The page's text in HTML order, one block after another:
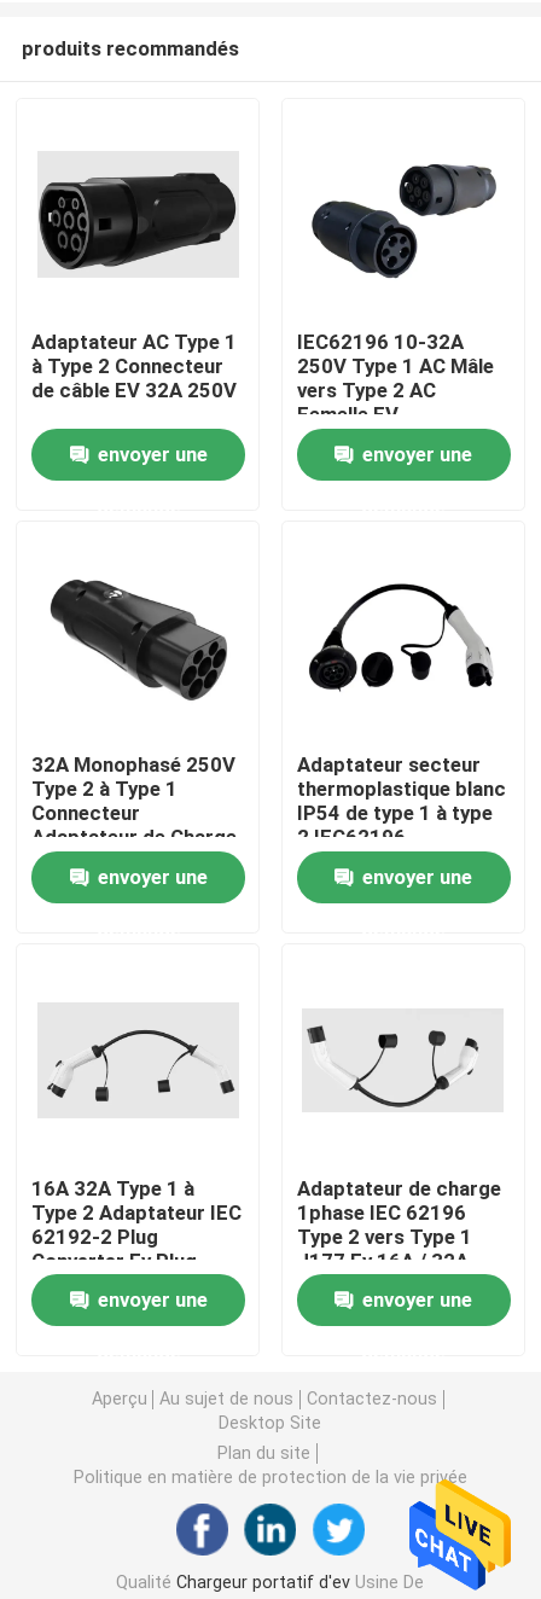
Maison
Produits
Visite d'usine
Contrôle de qualité
Nouvelles
Cas
Chargeur portatif d'ev
Solutions commerciales de recharge en courant
Remplissage à la maison
Type - 2 à dactylographier - câble de 2 EV
Adaptateurs de remplissage d'EV
Type - câble attaché par 2
produits recommandés
Adaptateur AC Type 1
à Type 2 Connecteur
de câble EV 32A 250V
envoyer une
IEC62196 10-32A
250V Type 1 AC Mâle
vers Type 2 AC
Femelle EV
Adaptateur Noir
envoyer une
32A Monophasé 250V
Type 2 à Type 1
Connecteur
Adaptateur de Charge
EV
envoyer une
Adaptateur secteur
thermoplastique blanc
IP54 de type 1 à type
2 IEC62196
envoyer une
16A 32A Type 1 à
Type 2 Adaptateur IEC
62192-2 Plug
Converter Ev Plug
Adapter
envoyer une
Adaptateur de charge
1phase IEC 62196
Type 2 vers Type 1
J177 Ev 16A / 32A
envoyer une
Aperçu Au sujet de nous
Contactez-nous
Desktop Site
Plan du site
Politique en matière de protection de la vie privée
QualitéChargeur portatif d'ev Usine De